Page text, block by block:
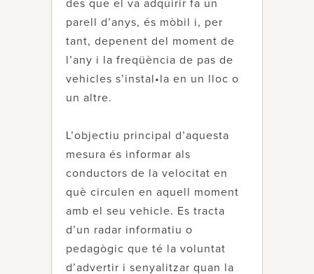
des que el va adquirir fa un
parell d’anys, és mòbil i, per
tant, depenent del moment de
l’any i la freqüència de pas de
vehicles s’instal•la en un lloc o
un altre.
L’objectiu principal d’aquesta
mesura és informar als
conductors de la velocitat en
què circulen en aquell moment
amb el seu vehicle. Es tracta
d’un radar informatiu o
pedagògic que té la voluntat
d’advertir i senyalitzar quan la